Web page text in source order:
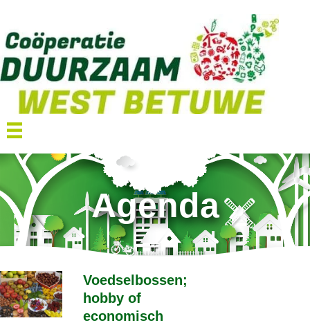
Agenda
Voedselbossen;
hobby of
economisch